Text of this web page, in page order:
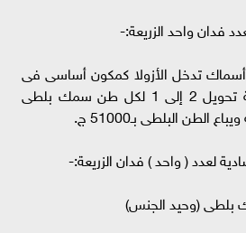
فدان واحد الزريعة:-
1 طن علف أسماك تدخل الأزولا كمكون أساسى فى
إنتاجه 2000 جنيه بنسبة تحويل 2 إلى 1 لكل طن سمك بلطى
لعدد ( واحد ) فدان الزريعة:-